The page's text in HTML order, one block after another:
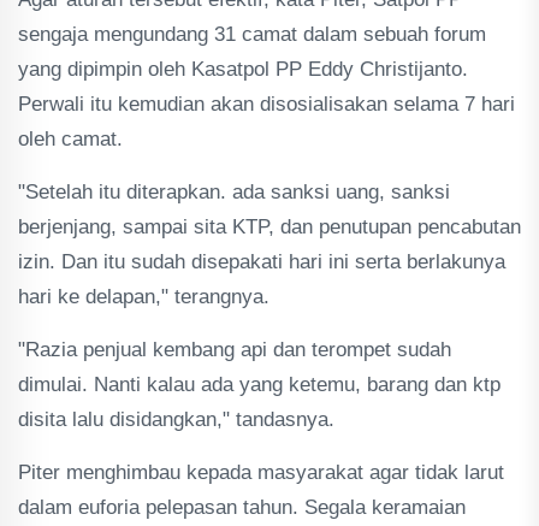
sengaja mengundang 31 camat dalam sebuah forum
yang dipimpin oleh Kasatpol PP Eddy Christijanto.
Perwali itu kemudian akan disosialisakan selama 7 hari
oleh camat.
"Setelah itu diterapkan. ada sanksi uang, sanksi
berjenjang, sampai sita KTP, dan penutupan pencabutan
izin. Dan itu sudah disepakati hari ini serta berlakunya
hari ke delapan," terangnya.
"Razia penjual kembang api dan terompet sudah
dimulai. Nanti kalau ada yang ketemu, barang dan ktp
disita lalu disidangkan," tandasnya.
Piter menghimbau kepada masyarakat agar tidak larut
dalam euforia pelepasan tahun. Segala keramaian